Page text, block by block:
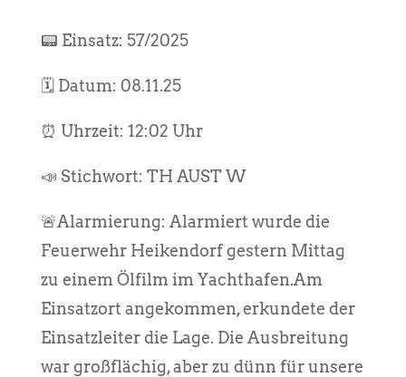
📟 Einsatz: 57/2025
🗓️ Datum: 08.11.25
⏰ Uhrzeit: 12:02 Uhr
📣 Stichwort: TH AUST W
🚨Alarmierung: Alarmiert wurde die
Feuerwehr Heikendorf gestern Mittag
zu einem Ölfilm im Yachthafen.Am
Einsatzort angekommen, erkundete der
Einsatzleiter die Lage. Die Ausbreitung
war großflächig, aber zu dünn für unsere